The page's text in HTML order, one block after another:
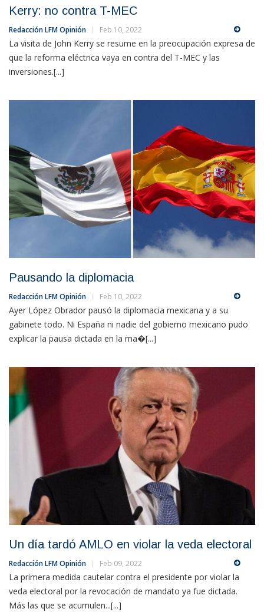
Kerry: no contra T-MEC
Redacción LFM Opinión Feb 10, 2022
La visita de John Kerry se resume en la preocupación expresa de
que la reforma eléctrica vaya en contra del T-MEC y las
inversiones.[...]
Pausando la diplomacia
Redacción LFM Opinión Feb 10, 2022
Ayer López Obrador pausó la diplomacia mexicana y a su
gabinete todo. Ni España ni nadie del gobierno mexicano pudo
explicar la pausa dictada en la ma�[...]
Un día tardó AMLO en violar la veda electoral
Redacción LFM Opinión Feb 09, 2022
La primera medida cautelar contra el presidente por violar la
veda electoral por la revocación de mandato ya fue dictada.
Más las que se acumulen...[...]